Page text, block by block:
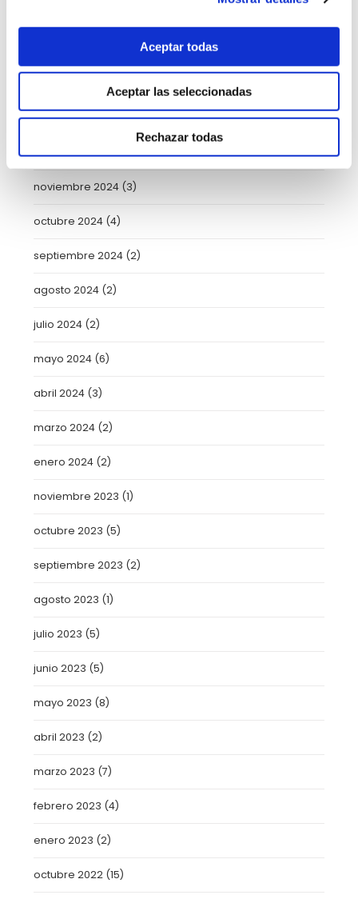
Aceptar todas
Aceptar las seleccionadas
Rechazar todas
(8)
enero 2025(5)
diciembre 2024(2)
noviembre 2024 (3)
octubre 2024 (4)
septiembre 2024 (2)
agosto 2024 (2)
julio 2024 (2)
mayo 2024 (6)
abril 2024 (3)
marzo 2024 (2)
enero 2024 (2)
noviembre 2023 (1)
octubre 2023 (5)
septiembre 2023 (2)
agosto 2023 (1)
julio 2023 (5)
junio 2023 (5)
mayo 2023 (8)
abril 2023 (2)
marzo 2023 (7)
febrero 2023 (4)
enero 2023 (2)
octubre 2022 (15)